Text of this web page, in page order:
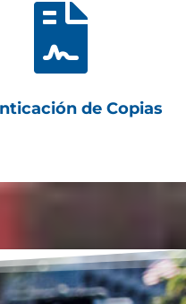

de Copias